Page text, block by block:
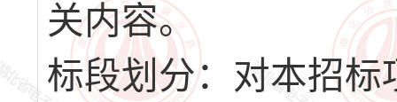
关内容。
标段划分：对本招标